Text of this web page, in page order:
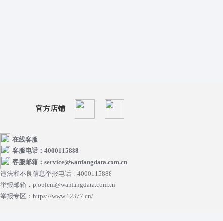
官方店铺
在线客服
客服电话：4000115888
客服邮箱：service@wanfangdata.com.cn
违法和不良信息举报电话：4000115888
举报邮箱：problem@wanfangdata.com.cn
举报专区：https://www.12377.cn/